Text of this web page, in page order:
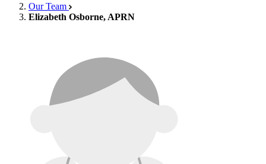
Our Team
Elizabeth Osborne, APRN